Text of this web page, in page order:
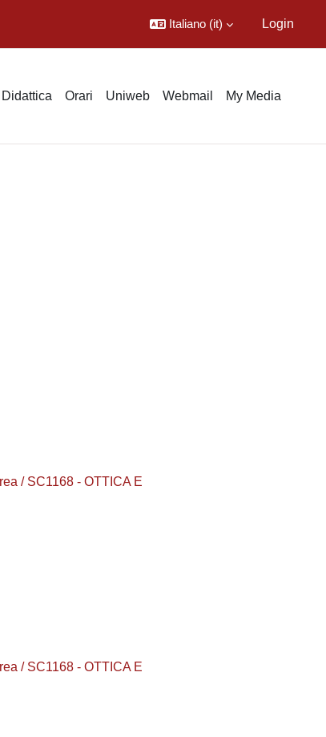
Italiano ‎(it)‎ Login
Orari Uniweb Webmail My Media
/ SC1168 - OTTICA E
/ SC1168 - OTTICA E